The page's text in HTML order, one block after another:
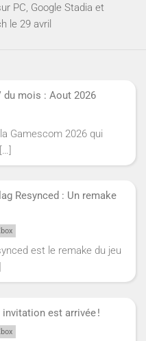
PC, Google Stadia et
le 29 avril
du mois : Aout 2026
Gamescom 2026 qui
[…]
Resynced : Un remake
est le remake du jeu
invitation est arrivée !